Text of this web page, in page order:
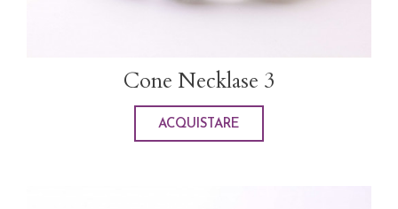
Cone Necklase 3
ACQUISTARE